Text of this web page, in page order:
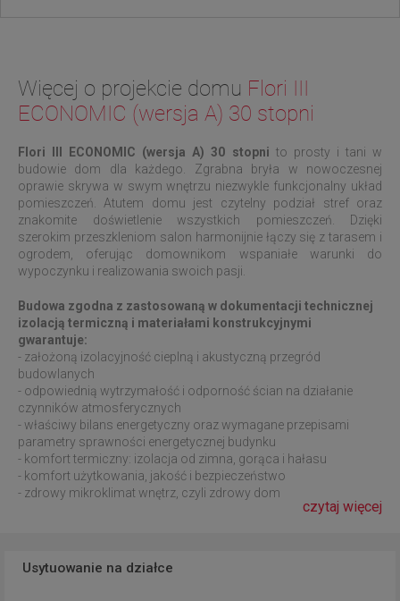
Więcej o projekcie domu Flori III
ECONOMIC (wersja A) 30 stopni
Flori III ECONOMIC (wersja A) 30 stopni to prosty i tani w
budowie dom dla każdego. Zgrabna bryła w nowoczesnej
oprawie skrywa w swym wnętrzu niezwykle funkcjonalny układ
pomieszczeń. Atutem domu jest czytelny podział stref oraz
znakomite doświetlenie wszystkich pomieszczeń. Dzięki
szerokim przeszkleniom salon harmonijnie łączy się z tarasem i
ogrodem, oferując domownikom wspaniałe warunki do
wypoczynku i realizowania swoich pasji.
Budowa zgodna z zastosowaną w dokumentacji technicznej
izolacją termiczną i materiałami konstrukcyjnymi
gwarantuje:
- założoną izolacyjność cieplną i akustyczną przegród
budowlanych
- odpowiednią wytrzymałość i odporność ścian na działanie
czynników atmosferycznych
- właściwy bilans energetyczny oraz wymagane przepisami
parametry sprawności energetycznej budynku
- komfort termiczny: izolacja od zimna, gorąca i hałasu
- komfort użytkowania, jakość i bezpieczeństwo
- zdrowy mikroklimat wnętrz, czyli zdrowy dom
czytaj więcej
Usytuowanie na działce